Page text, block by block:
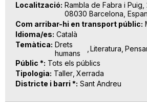
Localització Rambla de Fabra i Puig,
08030 Barcelona,
Com arribar-hi en transport públic
Idioma/es Català
Temàtica Drets
humans
Literatura
Públic * Tots els públics
Tipologia Taller Xerrada
Districte i barri * Sant Andreu